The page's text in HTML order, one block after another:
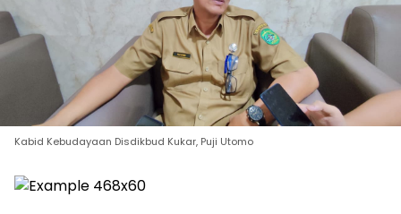
Kabid Kebudayaan Disdikbud Kukar, Puji Utomo